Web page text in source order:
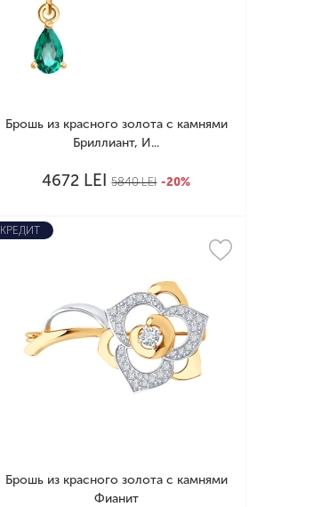
Брошь из красного золота с камнями
Бриллиант, И...
4672 LEI 5840LEI -20%
КРЕДИТ
Брошь из красного золота с камнями
Фианит